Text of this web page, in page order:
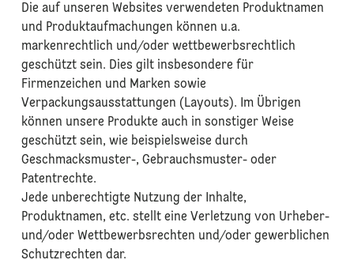
Die auf unseren Websites verwendeten Produktnamen
und Produktaufmachungen können u.a.
markenrechtlich und/oder wettbewerbsrechtlich
geschützt sein. Dies gilt insbesondere für
Firmenzeichen und Marken sowie
Verpackungsausstattungen (Layouts). Im Übrigen
können unsere Produkte auch in sonstiger Weise
geschützt sein, wie beispielsweise durch
Geschmacksmuster-, Gebrauchsmuster- oder
Patentrechte.
Jede unberechtigte Nutzung der Inhalte,
Produktnamen, etc. stellt eine Verletzung von Urheber-
und/oder Wettbewerbsrechten und/oder gewerblichen
Schutzrechten dar.